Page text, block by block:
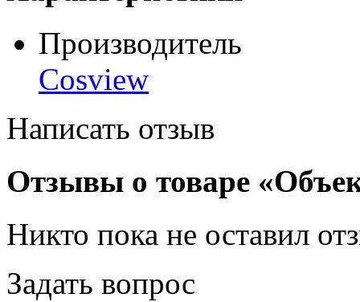
Производитель
Cosview
Написать отзыв
Отзывы о товаре
Никто пока не оставил
Задать вопрос